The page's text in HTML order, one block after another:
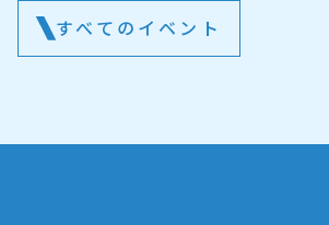
すべてのイベント